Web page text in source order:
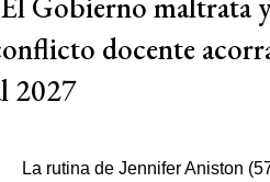
docente
2027